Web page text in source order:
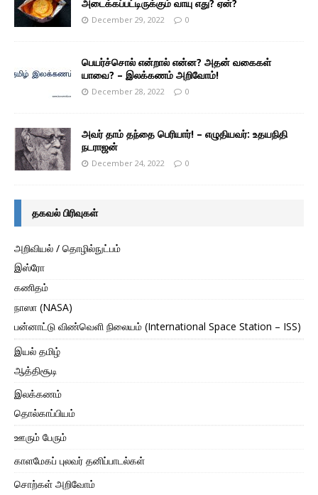
அடைக்கப்பட்டிருக்கும் வாயு எது? ஏன்?
December 29, 2022 0
பெயர்ச்சொல் என்றால் என்ன? அதன் வகைகள்
யாவை? – இலக்கணம் அறிவோம்!
December 28, 2022 0
அவர் தாம் தந்தை பெரியார்! – எழுதியவர்: உதயநிதி
நடராஜன்
December 24, 2022 0
தகவல் பிரிவுகள்
அறிவியல் / தொழில்நுட்பம்
இஸ்ரோ
கணிதம்
நாஸா (NASA)
பன்னாட்டு விண்வெளி நிலையம் (International Space Station – ISS)
இயல் தமிழ்
ஆத்திசூடி
இலக்கணம்
தொல்காப்பியம்
ஊரும் பேரும்
காளமேகப் புலவர் தனிப்பாடல்கள்
சொற்கள் அறிவோம்